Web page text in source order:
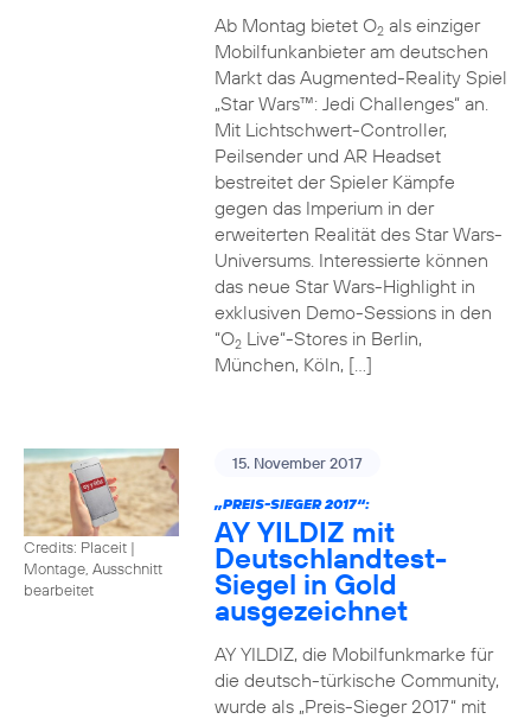
Ab Montag bietet O2als einziger
Mobilfunkanbieter am deutschen
Markt das Augmented-Reality Spiel
„Star Wars™: Jedi Challenges“ an.
Mit Lichtschwert-Controller,
Peilsender und AR Headset
bestreitet der Spieler Kämpfe
gegen das Imperium in der
erweiterten Realität des Star Wars-
Universums. Interessierte können
das neue Star Wars-Highlight in
exklusiven Demo-Sessions in den
“O2Live“-Stores in Berlin,
München, Köln, […]
Credits: Placeit |
Montage, Ausschnitt
bearbeitet
15. November 2017
„PREIS-SIEGER 2017“:
AY YILDIZ mit
Deutschlandtest-
Siegel in Gold
ausgezeichnet
AY YILDIZ, die Mobilfunkmarke für
die deutsch-türkische Community,
wurde als „Preis-Sieger 2017“ mit